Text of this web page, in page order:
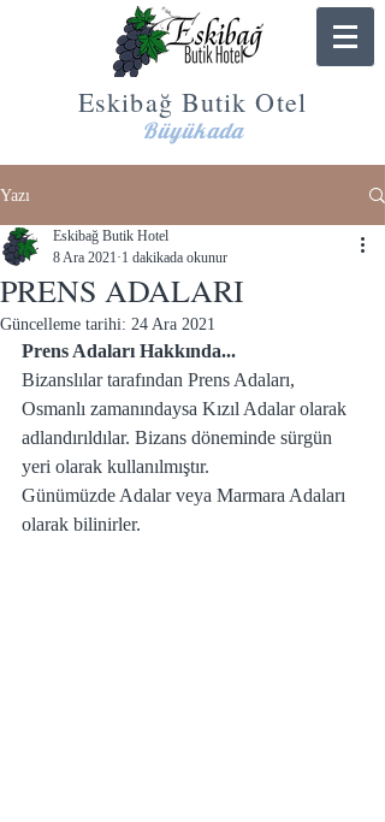
Eskibağ Butik Otel
Büyükada
Yazı
PRENS ADALARI
Eskibağ Butik Hotel
8 Ara 2021 1 dakikada okunur
Güncelleme tarihi: 24 Ara 2021
Prens Adaları Hakkında...
Bizanslılar tarafından Prens Adaları,
Osmanlı zamanındaysa Kızıl Adalar olarak
adlandırıldılar. Bizans döneminde sürgün
yeri olarak kullanılmıştır.
Günümüzde Adalar veya Marmara Adaları
olarak bilinirler.